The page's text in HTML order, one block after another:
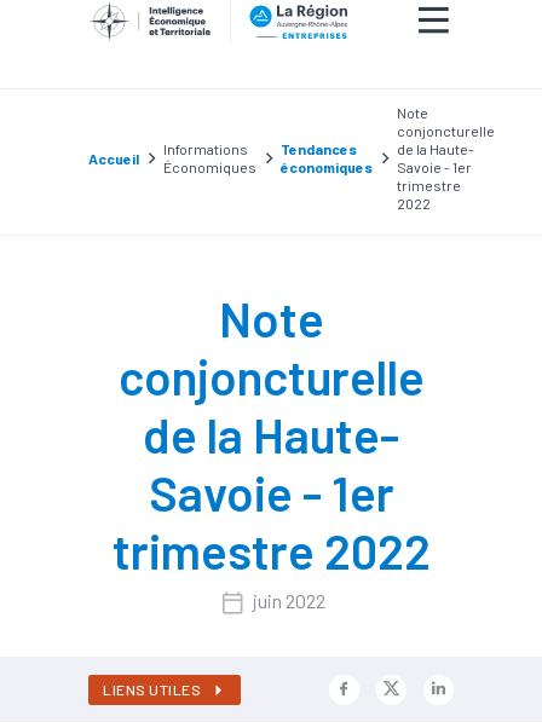
Accueil
Informations
Économiques
Tendances
économiques
Note
conjoncturelle
de la Haute-
Savoie - 1er
trimestre
2022
Note
conjoncturelle
de la Haute-
Savoie - 1er
trimestre 2022
juin 2022
LIENS UTILES